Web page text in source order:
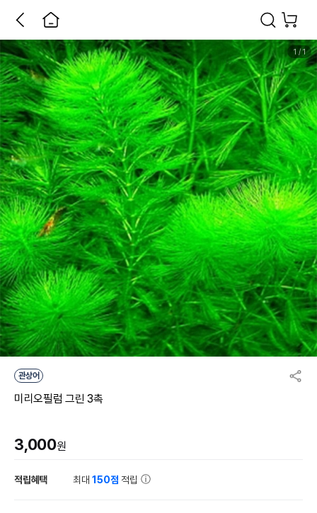
1 / 1
관상어
미리오필럼 그린 3촉
3,000원
적립혜택 최대150점 적립